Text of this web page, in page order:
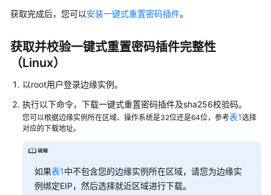
快
入
门
用
指
南
控
台
功
获取完成后，您可以安装一键式重置密码插件。
获取并校验一键式重置密码插件完整性
（Linux）
以root用户登录边缘实例。
执行以下命令，下载一键式重置密码插件及sha256校验码。
您可以根据边缘实例所在区域、操作系统是32位还是64位，参考表1选择
对应的下载地址。
如果表1中不包含您的边缘实例所在区域，请您为边缘实
例绑定EIP，然后选择就近区域进行下载。